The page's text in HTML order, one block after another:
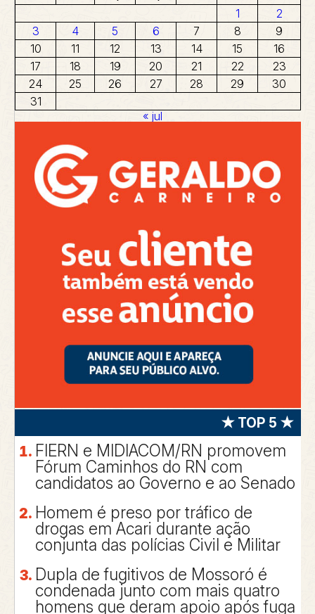
1
2
3
4 5 6 7 8
9
10
11 12 13 14 15
16
17
18 19 20 21 22
23
24
25 26 27 28 29
30
31
« jul
★ TOP 5 ★
FIERN e MIDIACOM/RN promovem
Fórum Caminhos do RN com
candidatos ao Governo e ao Senado
Homem é preso por tráfico de
drogas em Acari durante ação
conjunta das polícias Civil e Militar
Dupla de fugitivos de Mossoró é
condenada junto com mais quatro
homens que deram apoio após fuga